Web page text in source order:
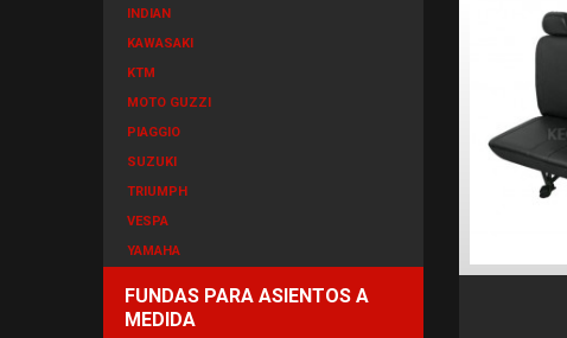
INDIAN
KAWASAKI
KTM
MOTO GUZZI
PIAGGIO
SUZUKI
TRIUMPH
VESPA
YAMAHA
FUNDAS PARA ASIENTOS A
MEDIDA